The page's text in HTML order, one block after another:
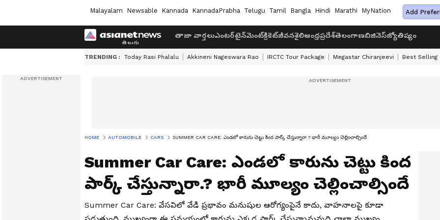
Malayalam Newsable Kannada KannadaPrabha Telugu Tamil Bangla Hindi Marathi MyNation Add
తాజా వార్తలుఎంటర్‌టైన్‌మెంట్క్రికెట్జీవనశైలిఆంధ్రప్రదేశ్తెలంగాణబిజినెస్జ్యోతిష్యం
TRENDING : Today Rasi Phalalu Akkineni Nageswara Rao IRCTC Tour Package Megastar Chiranjeevi Best Selling
HOME AUTOMOBILE CARS SUMMER CAR CARE: ఎండ‌లో కారును చెట్టు కింద పార్క్ చేస్తున్నారా.? భారీ మూల్యం చెల్లించాల్సిందే
Summer Car Care: ఎండ‌లో కారును చెట్టు కింద
పార్క్ చేస్తున్నారా.? భారీ మూల్యం చెల్లించాల్సిందే
Summer Car Care: వేసవిలో వేడి ప్రభావం మనుషుల ఆరోగ్యంపైనే కాదు, వాహనాలపై కూడా